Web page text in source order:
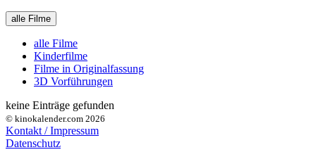
alle Filme
alle Filme
Kinderfilme
Filme in Originalfassung
3D Vorführungen
keine Einträge gefunden
© kinokalender.com 2026
Kontakt / Impressum
Datenschutz